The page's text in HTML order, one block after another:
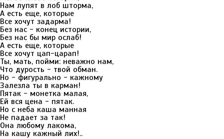
Нам лупят в лоб шторма,
А есть еще, которые
Все хочут задарма!
Без нас - конец истории,
Без нас бы мир ослаб!
А есть еще, которые
Все хочут цап-царап!
Ты, мать, пойми: неважно нам,
Что дурость - твой обман.
Но - фигурально - кажному
Залезла ты в карман!
Пятак - монетка малая,
Ей вся цена - пятак.
Но с неба каша манная
Не падает за так!
Она любому лакома,
На кашу кажный лих!..